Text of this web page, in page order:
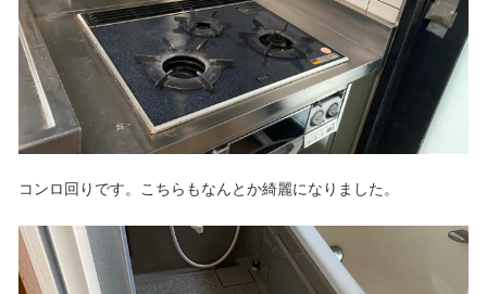
コンロ回りです。こちらもなんとか綺麗になりました。